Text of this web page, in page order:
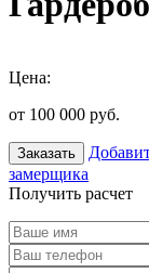
Цена:
от 100 000 руб.
Заказать
замерщика
Получить расчет